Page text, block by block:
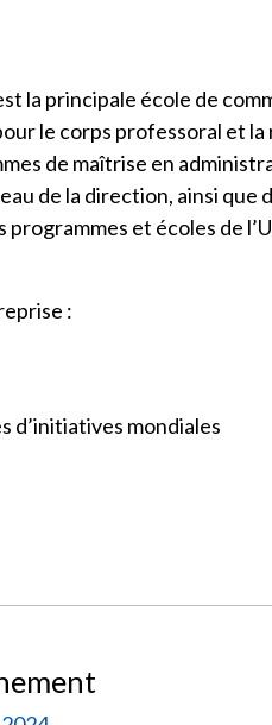
la principale école de
le corps professoral et
de maîtrise en
de la direction, ainsi que
et écoles de
:
d’initiatives mondiales